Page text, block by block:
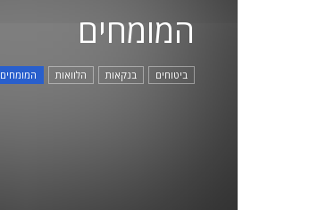
המומחים
ביטוחים בנקאות הלוואות המומחים